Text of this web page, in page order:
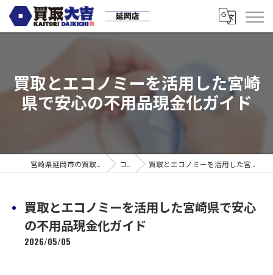
買取とエコノミーを活用した宮崎
県で安心の不用品現金化ガイド
コラム 買取とエコノミーを活用した宮崎県で安心の不用品現金化ガイド
買取とエコノミーを活用した宮崎県で安心
の不用品現金化ガイド
2026/05/05